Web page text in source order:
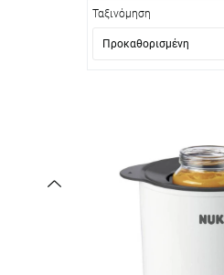
Ταξινόμηση